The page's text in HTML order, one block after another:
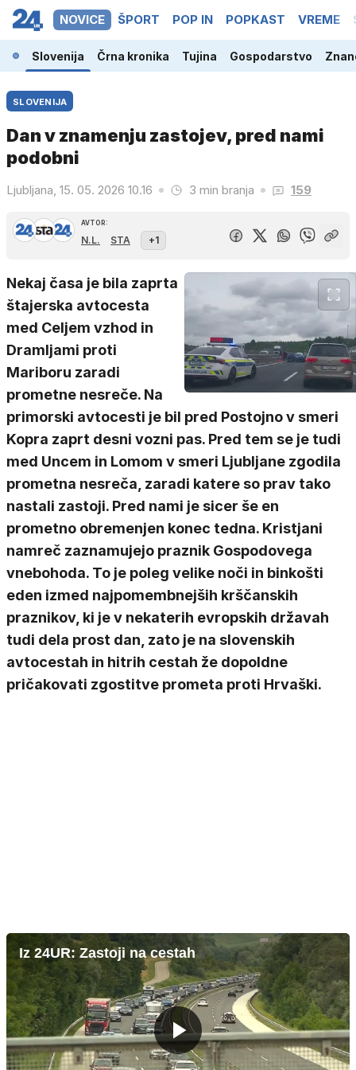
NOVICE ŠPORT POP IN POPKAST VREME
Slovenija Črna kronika Tujina Gospodarstvo
SLOVENIJA
Dan v znamenju zastojev, pred nami
podobni
Ljubljana, 15. 05. 2026 10.16 3 min branja 159
AVTOR:
N.L. STA +1
Nekaj časa je bila zaprta
štajerska avtocesta
med Celjem vzhod in
Dramljami proti
Mariboru zaradi
prometne nesreče. Na
primorski avtocesti je bil pred Postojno v smeri
Kopra zaprt desni vozni pas. Pred tem se je tudi
med Uncem in Lomom v smeri Ljubljane zgodila
prometna nesreča, zaradi katere so prav tako
nastali zastoji. Pred nami je sicer še en
prometno obremenjen konec tedna. Kristjani
namreč zaznamujejo praznik Gospodovega
vnebohoda. To je poleg velike noči in binkošti
eden izmed najpomembnejših krščanskih
praznikov, ki je v nekaterih evropskih državah
tudi dela prost dan, zato je na slovenskih
avtocestah in hitrih cestah že dopoldne
pričakovati zgostitve prometa proti Hrvaški.
Iz 24UR: Zastoji na cestah